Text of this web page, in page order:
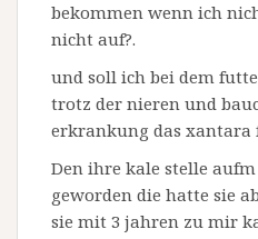
bekommen wenn ich
nicht auf?.
und soll ich bei dem
trotz der nieren und
erkrankung das xantara
Den ihre kale stelle
geworden die hatte sie
sie mit 3 jahren zu mir